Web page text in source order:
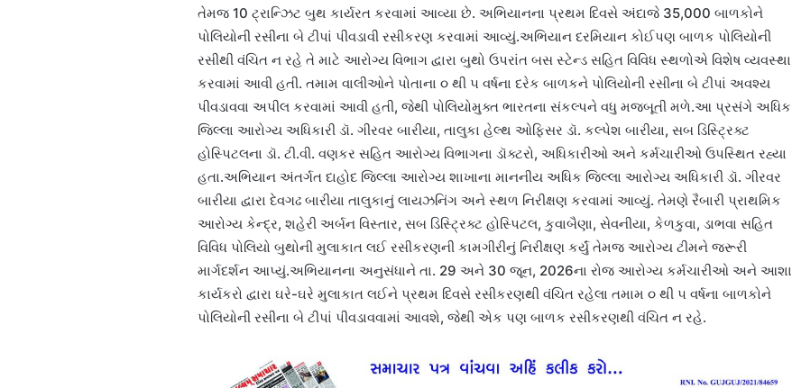
તેમજ 10 ટ્રાન્ઝિટ બુથ કાર્યરત કરવામાં આવ્યા છે. અભિયાનના પ્રથમ દિવસે અંદાજે 35,000 બાળકોને
પોલિયોની રસીના બે ટીપાં પીવડાવી રસીકરણ કરવામાં આવ્યું.અભિયાન દરમિયાન કોઈપણ બાળક પોલિયોની
રસીથી વંચિત ન રહે તે માટે આરોગ્ય વિભાગ દ્વારા બુથો ઉપરાંત બસ સ્ટેન્ડ સહિત વિવિધ સ્થળોએ વિશેષ વ્યવસ્થા
કરવામાં આવી હતી. તમામ વાલીઓને પોતાના ૦ થી ૫ વર્ષના દરેક બાળકને પોલિયોની રસીના બે ટીપાં અવશ્ય
પીવડાવવા અપીલ કરવામાં આવી હતી, જેથી પોલિયોમુક્ત ભારતના સંકલ્પને વધુ મજબૂતી મળે.આ પ્રસંગે અધિક
જિલ્લા આરોગ્ય અધિકારી ડૉ. ગીરવર બારીયા, તાલુકા હેલ્થ ઓફિસર ડૉ. કલ્પેશ બારીયા, સબ ડિસ્ટ્રિક્ટ
હોસ્પિટલના ડૉ. ટી.વી. વણકર સહિત આરોગ્ય વિભાગના ડૉક્ટરો, અધિકારીઓ અને કર્મચારીઓ ઉપસ્થિત રહ્યા
હતા.અભિયાન અંતર્ગત દાહોદ જિલ્લા આરોગ્ય શાખાના માનનીય અધિક જિલ્લા આરોગ્ય અધિકારી ડૉ. ગીરવર
બારીયા દ્વારા દેવગઢ બારીયા તાલુકાનું લાયઝનિંગ અને સ્થળ નિરીક્ષણ કરવામાં આવ્યું. તેમણે રૈબારી પ્રાથમિક
આરોગ્ય કેન્દ્ર, શહેરી અર્બન વિસ્તાર, સબ ડિસ્ટ્રિક્ટ હોસ્પિટલ, કુવાબૈણા, સેવનીયા, કેળકુવા, ડાભવા સહિત
વિવિધ પોલિયો બુથોની મુલાકાત લઈ રસીકરણની કામગીરીનું નિરીક્ષણ કર્યું તેમજ આરોગ્ય ટીમને જરૂરી
માર્ગદર્શન આપ્યું.અભિયાનના અનુસંધાને તા. 29 અને 30 જૂન, 2026ના રોજ આરોગ્ય કર્મચારીઓ અને આશા
કાર્યકરો દ્વારા ઘરે-ઘરે મુલાકાત લઈને પ્રથમ દિવસે રસીકરણથી વંચિત રહેલા તમામ ૦ થી ૫ વર્ષના બાળકોને
પોલિયોની રસીના બે ટીપાં પીવડાવવામાં આવશે, જેથી એક પણ બાળક રસીકરણથી વંચિત ન રહે.